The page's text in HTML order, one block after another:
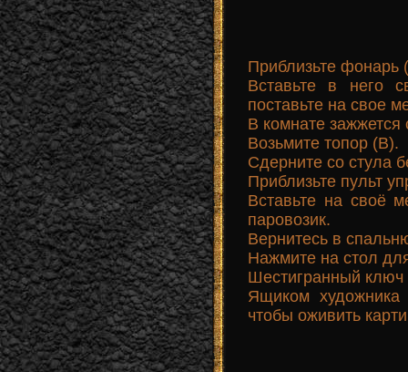
Приблизьте фонарь
Вставьте в него
поставьте на свое
В комнате зажжется
Возьмите топор (В).
Сдерните со стула
Приблизьте пульт
Вставьте на своё
паровозик.
Вернитесь в
Нажмите на стол
Шестигранный
Ящиком художника
чтобы оживить